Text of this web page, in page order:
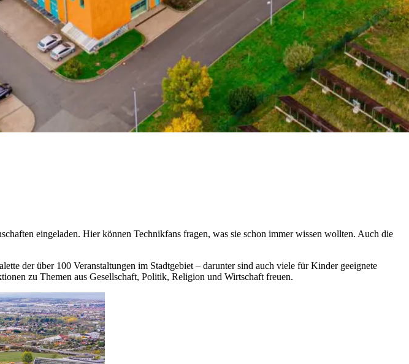
eingeladen. Hier können Technikfans fragen, was sie schon immer wissen wollten. Auch die
der über 100 Veranstaltungen im Stadtgebiet – darunter sind auch viele für Kinder geeignete
zu Themen aus Gesellschaft, Politik, Religion und Wirtschaft freuen.